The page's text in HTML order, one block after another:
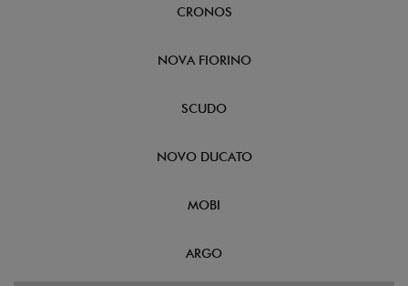
CRONOS
NOVA FIORINO
SCUDO
NOVO DUCATO
MOBI
ARGO